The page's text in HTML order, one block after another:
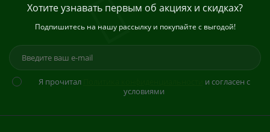
Хотите узнавать первым об акциях и скидках?
Подпишитесь на нашу рассылку и покупайте с выгодой!
Я прочитал
и согласен с
условиями